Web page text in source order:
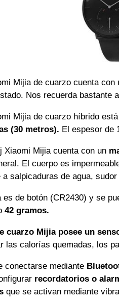
Mijia de cuarzo cuenta
Nos recuerda bastante
Mijia de cuarzo híbrido
(30 metros). El espesor de
Xiaomi Mijia cuenta con un
El cuerpo es
a salpicaduras de agua,
es de botón (CR2430) y se
42 gramos.
cuarzo Mijia posee un
las calorías quemadas, los
conectarse mediante
recordatorios o
que se activan mediante